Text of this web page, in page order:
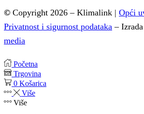
© Copyright 2026 – Klimalink | Opći
Privatnost i sigurnost podataka –
media
Početna
Trgovina
0 Košarica
Više
Više